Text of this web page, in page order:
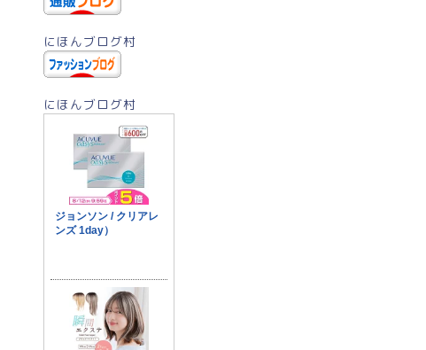
にほんブログ村
にほんブログ村